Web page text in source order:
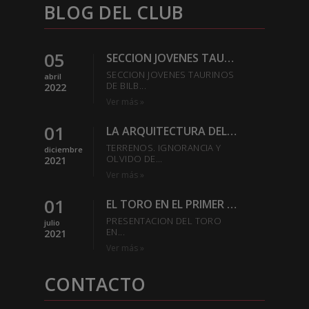
BLOG DEL CLUB
05
abril
2022
SECCION JOVENES TAURINOS DE BILBAO DEL EXCMO CLUB
SECCION JOVENES TAURINOS
DE BILB...
Ver más »
01
diciembre
2021
LA ARQUITECTURA DEL REDONDEL-SABER ESTAR EN LA PLAZA
TERRENOS. IGNORANCIA Y
OLVIDO DE...
Ver más »
01
julio
2021
EL TORO EN EL PRIMER TERCIO
PRESENTACION DEL TORO
EN...
Ver más »
CONTACTO